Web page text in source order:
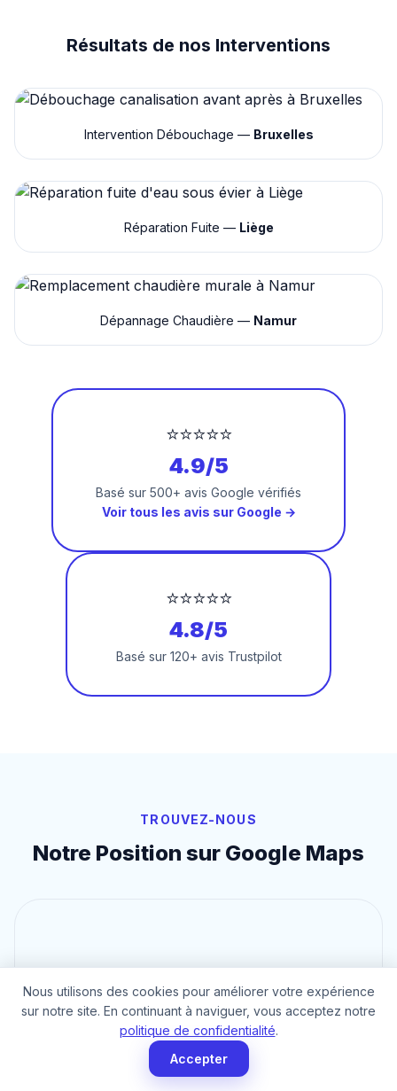
Résultats de nos Interventions
Intervention Débouchage — Bruxelles
Réparation Fuite — Liège
Dépannage Chaudière — Namur
⭐⭐⭐⭐⭐
4.9/5
Basé sur 500+ avis Google vérifiés
Voir tous les avis sur Google →
⭐⭐⭐⭐⭐
4.8/5
Basé sur 120+ avis Trustpilot
TROUVEZ-NOUS
Notre Position sur Google Maps
Nous utilisons des cookies pour améliorer votre expérience
sur notre site. En continuant à naviguer, vous acceptez notre
politique de confidentialité.
Accepter